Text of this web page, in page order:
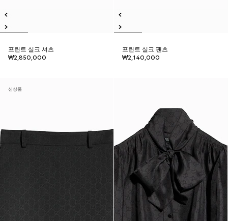
프린트 실크 셔츠
₩2,850,000
프린트 실크 팬츠
₩2,140,000
신상품